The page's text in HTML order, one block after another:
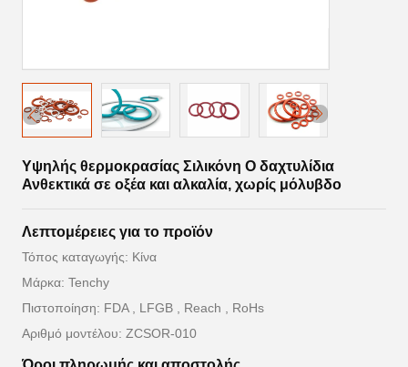
Υψηλής θερμοκρασίας Σιλικόνη O δαχτυλίδια
Ανθεκτικά σε οξέα και αλκαλία, χωρίς μόλυβδο
Λεπτομέρειες για το προϊόν
Τόπος καταγωγής: Κίνα
Μάρκα: Tenchy
Πιστοποίηση: FDA , LFGB , Reach , RoHs
Αριθμό μοντέλου: ZCSOR-010